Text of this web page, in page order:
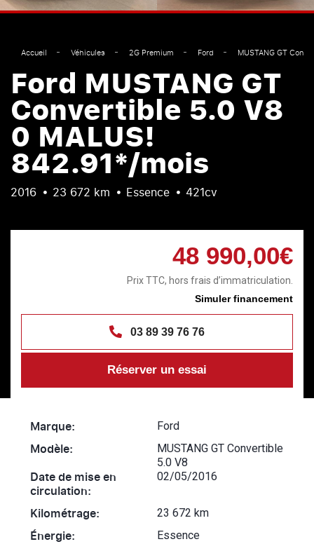
Accueil Véhicules 2G Premium Ford MUSTANG GT
Ford MUSTANG GT
Convertible 5.0 V8
0 MALUS!
842.91*/mois
2016 23 672 km Essence 421cv
48 990,00€
Prix TTC, hors frais d’immatriculation.
Simuler financement
03 89 39 76 76
Réserver un essai
Marque: Ford
Modèle:
MUSTANG GT Convertible
5.0 V8
Date de mise en
circulation:
02/05/2016
Kilométrage: 23 672 km
Énergie: Essence